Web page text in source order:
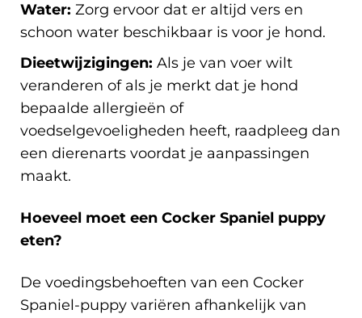
Water: Zorg ervoor dat er altijd vers en
schoon water beschikbaar is voor je hond.
Dieetwijzigingen: Als je van voer wilt
veranderen of als je merkt dat je hond
bepaalde allergieën of
voedselgevoeligheden heeft, raadpleeg dan
een dierenarts voordat je aanpassingen
maakt.
Hoeveel moet een Cocker Spaniel puppy
eten?
De voedingsbehoeften van een Cocker
Spaniel-puppy variëren afhankelijk van